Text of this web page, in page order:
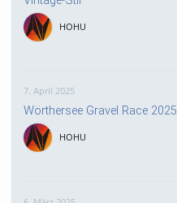
HOHU
7. April 2025
Wörthersee Gravel Race 2025
HOHU